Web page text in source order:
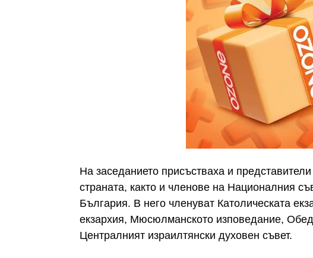
На заседанието присъстваха и
страната, както и членове на Националния
България. В него членуват Католическата
екзархия, Мюсюлманското изповедание,
Централният израилтянски духовен съвет.